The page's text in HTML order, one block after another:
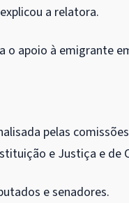
a relatora.
apoio à emigrante
pelas
e Justiça e de
e senadores.